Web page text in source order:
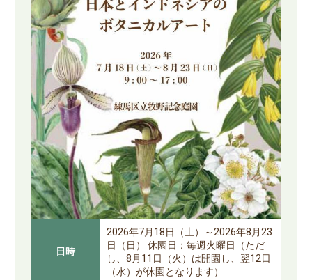
日時
2026年7月18日（土）～2026年8月23
日（日） 休園日：毎週火曜日（ただ
し、8月11日（火）は開園し、翌12日
（水）が休園となります）